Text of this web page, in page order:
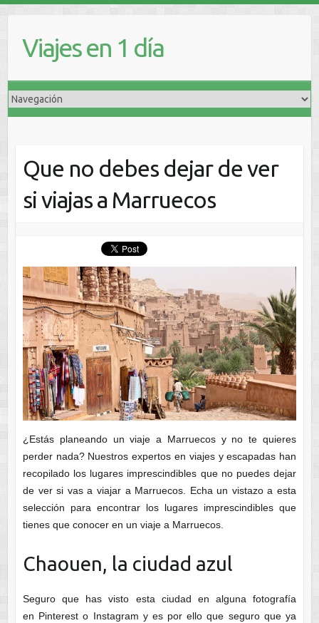
Viajes en 1 día
Que no debes dejar de ver
si viajas a Marruecos
¿Estás planeando un viaje a Marruecos y no te quieres
perder nada? Nuestros expertos en viajes y escapadas han
recopilado los lugares imprescindibles que no puedes dejar
de ver si vas a viajar a Marruecos. Echa un vistazo a esta
selección para encontrar los lugares imprescindibles que
tienes que conocer en un viaje a Marruecos.
Chaouen, la ciudad azul
Seguro que has visto esta ciudad en alguna fotografía
en Pinterest o Instagram y es por ello que seguro que ya